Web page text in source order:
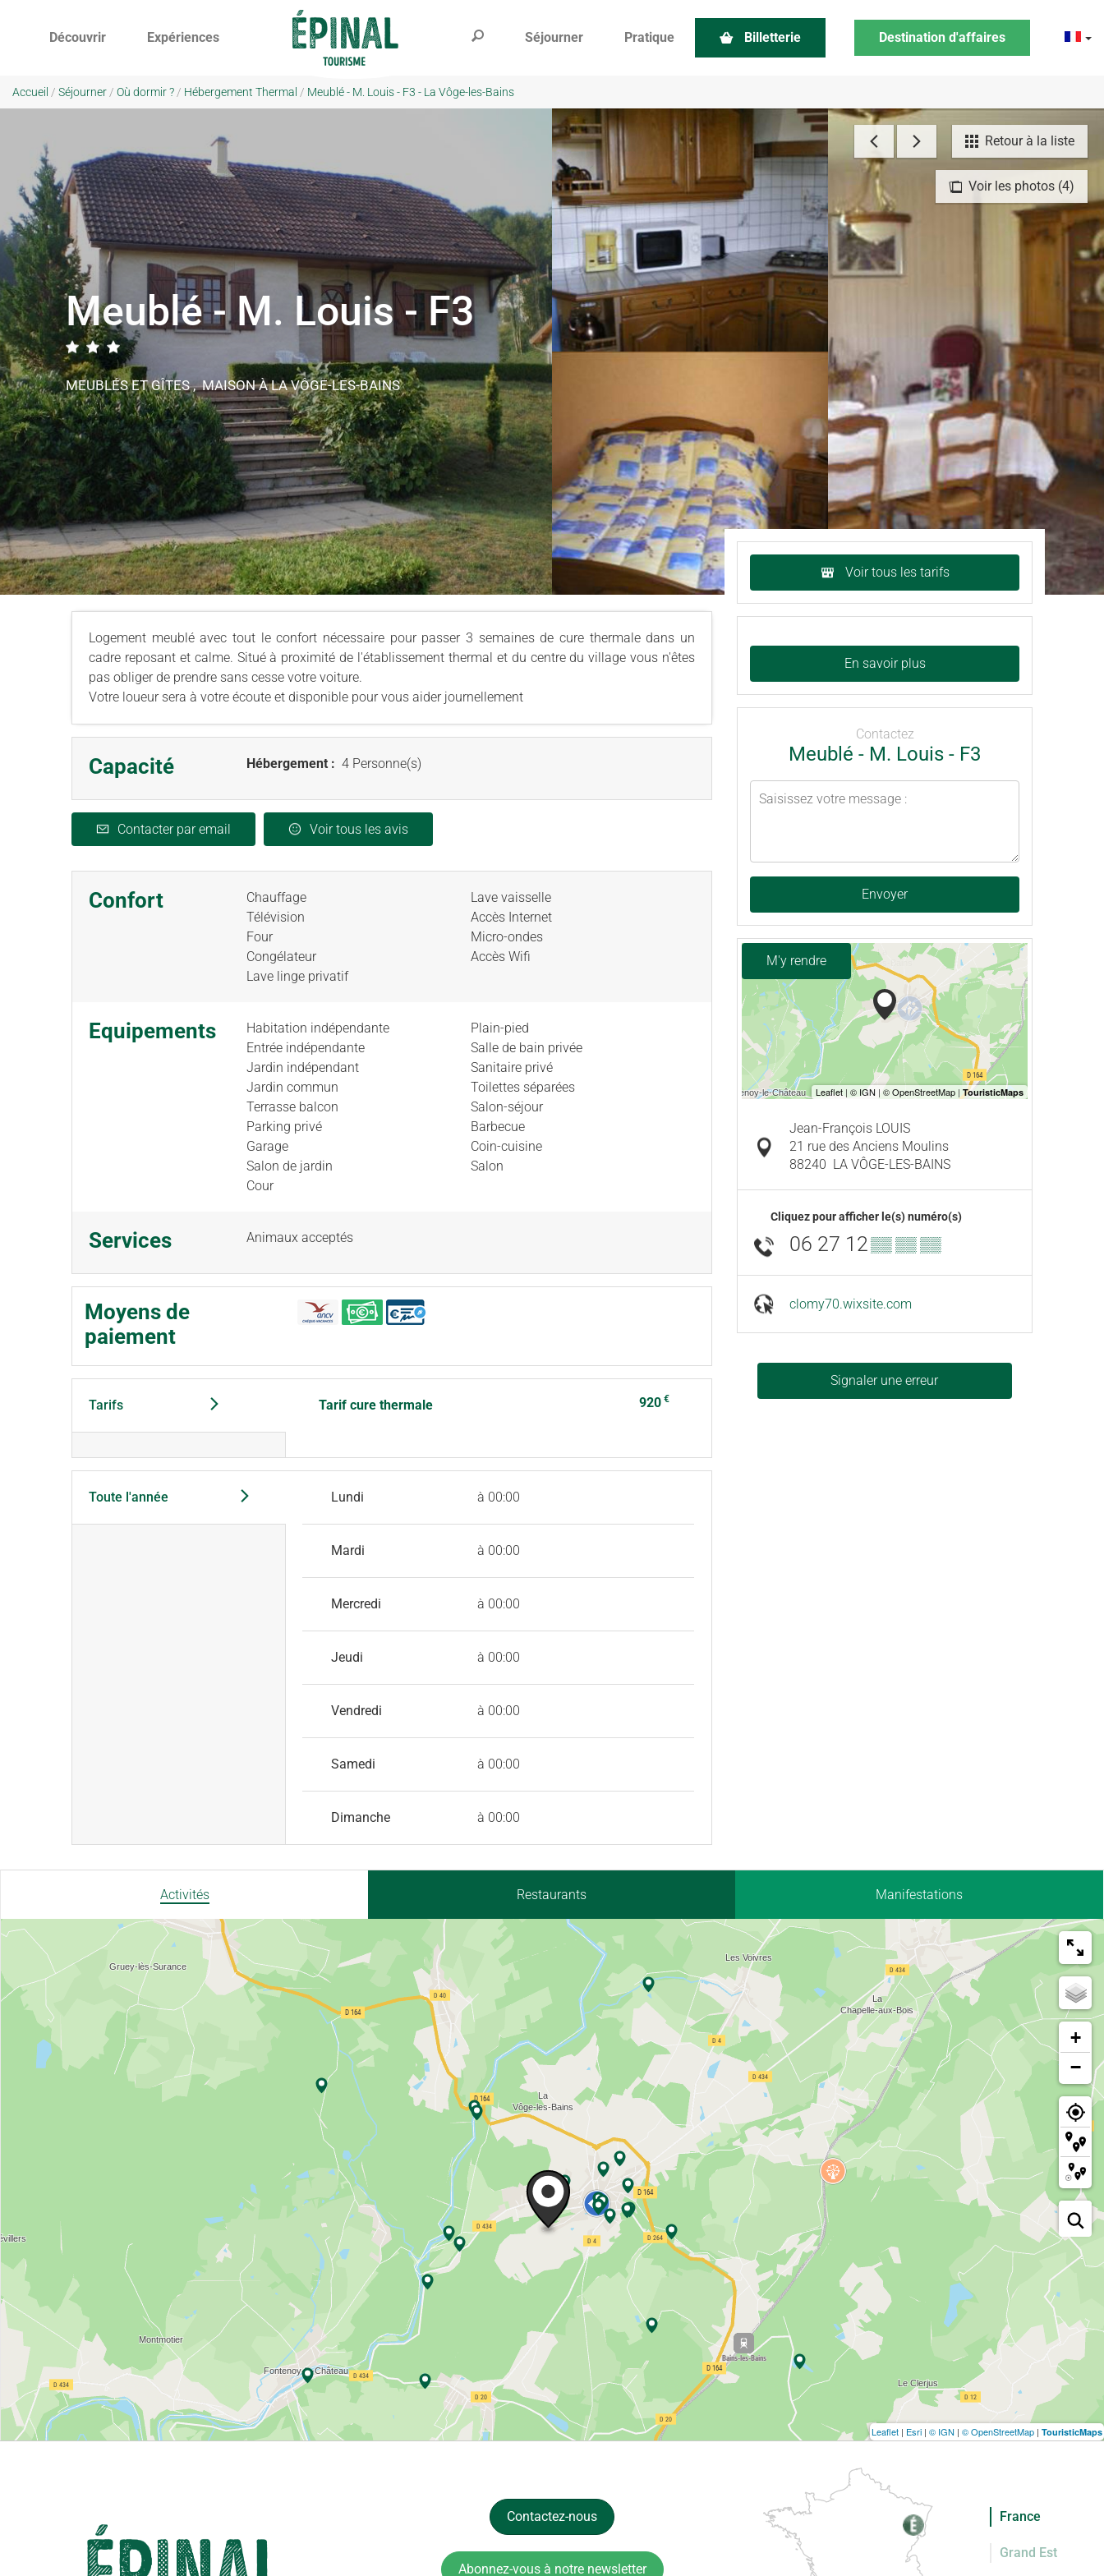
Découvrir Expériences Séjourner Pratique Billetterie Destination d'affaires
Accueil / Séjourner / Où dormir ? / Hébergement Thermal / Meublé - M. Louis - F3 - La Vôge-les-Bains
Voir les photos (4)
Retour à la liste
Meublé - M. Louis - F3
MEUBLÉS ET GÎTES , MAISONÀ LA VÔGE-LES-BAINS
Logement meublé avec tout le confort nécessaire pour passer 3 semaines de cure thermale dans un
cadre reposant et calme. Situé à proximité de l'établissement thermal et du centre du village vous n'êtes
pas obliger de prendre sans cesse votre voiture.
Votre loueur sera à votre écoute et disponible pour vous aider journellement
Capacité Hébergement : 4 Personne(s)
Contacter par email Voir tous les avis
Confort
Chauffage
Télévision
Four
Congélateur
Lave linge privatif
Lave vaisselle
Accès Internet
Micro-ondes
Accès Wifi
Equipements
Habitation indépendante
Entrée indépendante
Jardin indépendant
Jardin commun
Terrasse balcon
Parking privé
Garage
Salon de jardin
Cour
Plain-pied
Salle de bain privée
Sanitaire privé
Toilettes séparées
Salon-séjour
Barbecue
Coin-cuisine
Salon
Services Animaux acceptés
Moyens de
paiement
Tarifs Tarif cure thermale 920 €
Toute l'année Lundi à 00:00
Mardi à 00:00
Mercredi à 00:00
Jeudi à 00:00
Vendredi à 00:00
Samedi à 00:00
Dimanche à 00:00
Voir tous les tarifs
En savoir plus
Contactez
Meublé - M. Louis - F3
Envoyer
M'y rendre
Jean-François LOUIS
21 rue des Anciens Moulins
88240 LA VÔGE-LES-BAINS
Cliquez pour afficher le(s) numéro(s)
06 27 12▒▒ ▒▒ ▒▒
clomy70.wixsite.com
Signaler une erreur
Activités Restaurants Manifestations
+
−
Leaflet | Esri | © IGN | © OpenStreetMap | TouristicMaps
Contactez-nous
Abonnez-vous à notre newsletter
France
Grand Est